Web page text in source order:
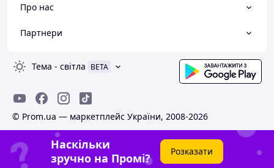
Про нас
Партнери
Тема - світла BETA
© Prom.ua — маркетплейс України, 2008-2026
Наскільки
зручно на Промі?
Розказати